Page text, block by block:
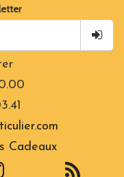
Cadeaux